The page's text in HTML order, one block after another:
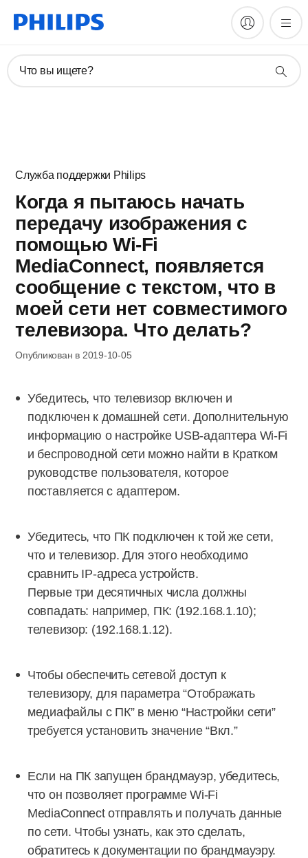
Что вы ищете?
Служба поддержки Philips
Когда я пытаюсь начать
передачу изображения с
помощью Wi-Fi
MediaConnect, появляется
сообщение с текстом, что в
моей сети нет совместимого
телевизора. Что делать?
Опубликован в 2019-10-05
Убедитесь, что телевизор включен и
подключен к домашней сети. Дополнительную
информацию о настройке USB-адаптера Wi-Fi
и беспроводной сети можно найти в Кратком
руководстве пользователя, которое
поставляется с адаптером.
Убедитесь, что ПК подключен к той же сети,
что и телевизор. Для этого необходимо
сравнить IP-адреса устройств.
Первые три десятичных числа должны
совпадать: например, ПК: (192.168.1.10);
телевизор: (192.168.1.12).
Чтобы обеспечить сетевой доступ к
телевизору, для параметра “Отображать
медиафайлы с ПК” в меню “Настройки сети”
требуется установить значение “Вкл.”
Если на ПК запущен брандмауэр, убедитесь,
что он позволяет программе Wi-Fi
MediaConnect отправлять и получать данные
по сети. Чтобы узнать, как это сделать,
обратитесь к документации по брандмауэру.